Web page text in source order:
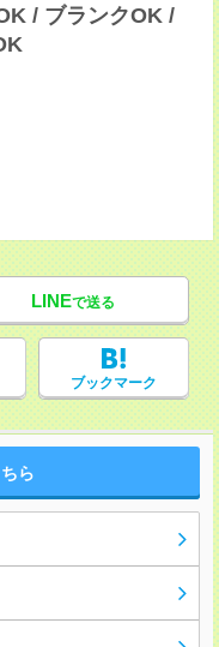
/ ブランクOK /
LINEで送る
ブックマーク
ら